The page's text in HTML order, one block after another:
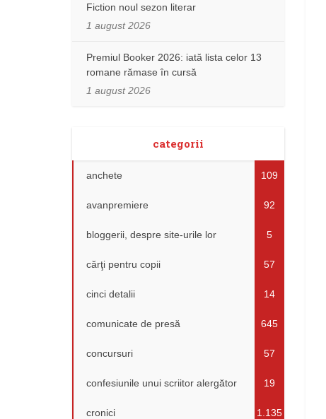
Fiction noul sezon literar
1 august 2026
Premiul Booker 2026: iată lista celor 13
romane rămase în cursă
1 august 2026
categorii
anchete 109
avanpremiere 92
bloggerii, despre site-urile lor 5
cărţi pentru copii 57
cinci detalii 14
comunicate de presă 645
concursuri 57
confesiunile unui scriitor alergător 19
cronici 1.135